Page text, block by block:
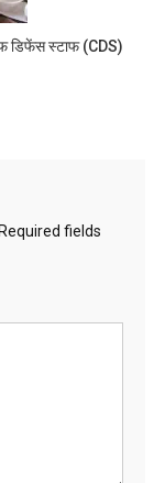
डिफेंस स्टाफ (CDS)
Required fields